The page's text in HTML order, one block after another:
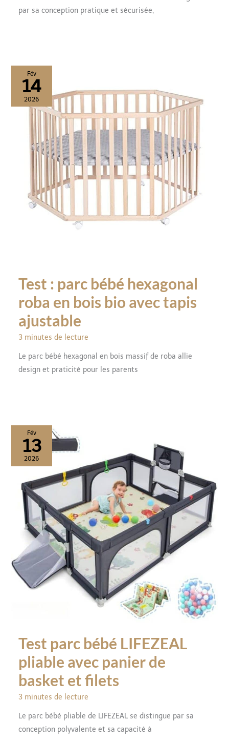
par sa conception pratique et sécurisée,
Fév
14
2026
Test : parc bébé hexagonal
roba en bois bio avec tapis
ajustable
3 minutes de lecture
Le parc bébé hexagonal en bois massif de roba allie
design et praticité pour les parents
Fév
13
2026
Test parc bébé LIFEZEAL
pliable avec panier de
basket et filets
3 minutes de lecture
Le parc bébé pliable de LIFEZEAL se distingue par sa
conception polyvalente et sa capacité à